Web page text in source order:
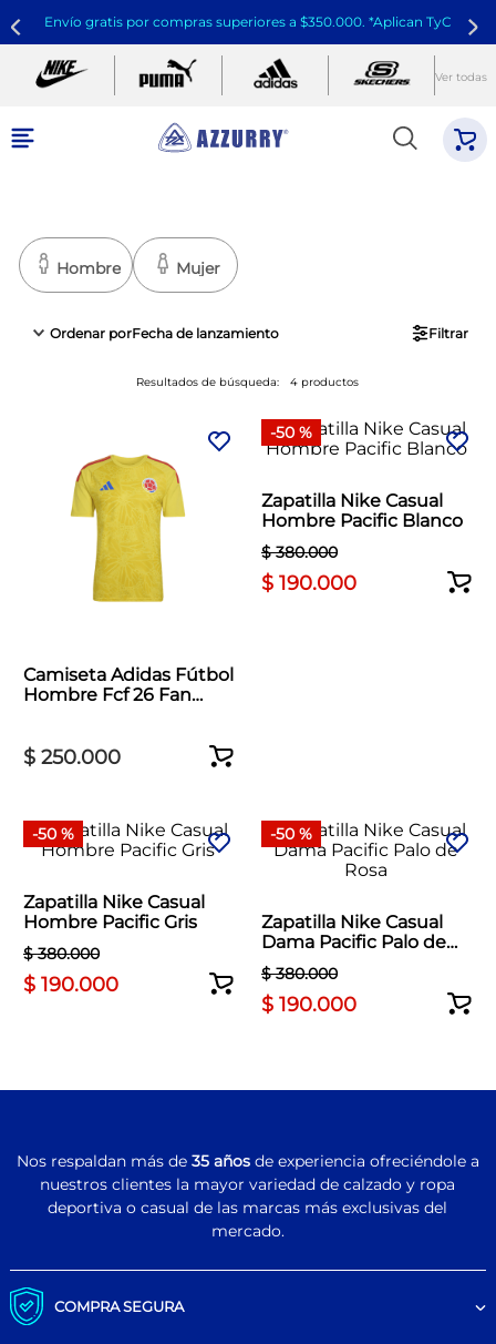
Envío gratis por compras superiores a $350.000. *Aplican TyC
Ver todas
Hombre Mujer
Ordenar porFecha de lanzamiento Filtrar
Resultados de búsqueda: 4 productos
Camiseta Adidas Fútbol
Hombre Fcf 26 Fan
$ 250.000
-50 %
Zapatilla Nike Casual
Hombre Pacific Blanco
$ 380.000
$ 190.000
-50 %
Zapatilla Nike Casual
Hombre Pacific Gris
$ 380.000
$ 190.000
-50 %
Zapatilla Nike Casual
Dama Pacific Palo de
Rosa
$ 380.000
$ 190.000
Nos respaldan más de 35 añosde experiencia ofreciéndole a
nuestros clientes la mayor variedad de calzado y ropa
deportiva o casual de las marcas más exclusivas del
mercado.
COMPRA SEGURA